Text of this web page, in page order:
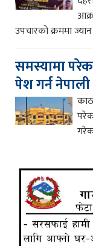
उपचारको क्रममा
समस्यामा
पेश गर्न